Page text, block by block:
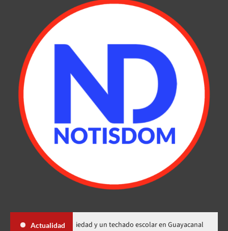
Actualidad
de propiedad y un techado escolar en Guayacanal